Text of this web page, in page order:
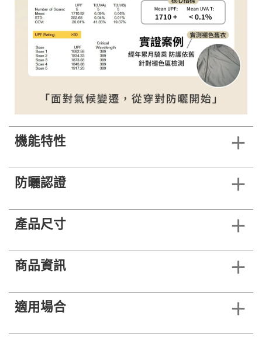
機能特性
防曬認證
產品尺寸
商品資訊
適用場合